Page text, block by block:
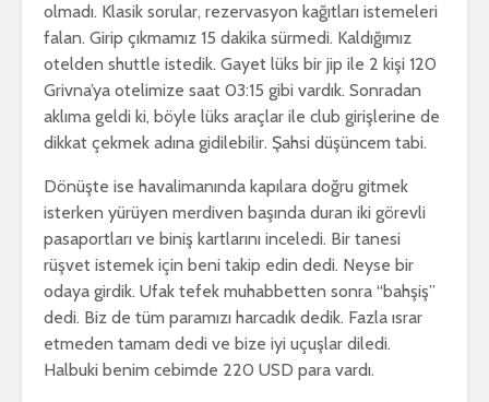
olmadı. Klasik sorular, rezervasyon kağıtları istemeleri
falan. Girip çıkmamız 15 dakika sürmedi. Kaldığımız
otelden shuttle istedik. Gayet lüks bir jip ile 2 kişi 120
Grivna’ya otelimize saat 03:15 gibi vardık. Sonradan
aklıma geldi ki, böyle lüks araçlar ile club girişlerine de
dikkat çekmek adına gidilebilir. Şahsi düşüncem tabi.
Dönüşte ise havalimanında kapılara doğru gitmek
isterken yürüyen merdiven başında duran iki görevli
pasaportları ve biniş kartlarını inceledi. Bir tanesi
rüşvet istemek için beni takip edin dedi. Neyse bir
odaya girdik. Ufak tefek muhabbetten sonra “bahşiş”
dedi. Biz de tüm paramızı harcadık dedik. Fazla ısrar
etmeden tamam dedi ve bize iyi uçuşlar diledi.
Halbuki benim cebimde 220 USD para vardı.